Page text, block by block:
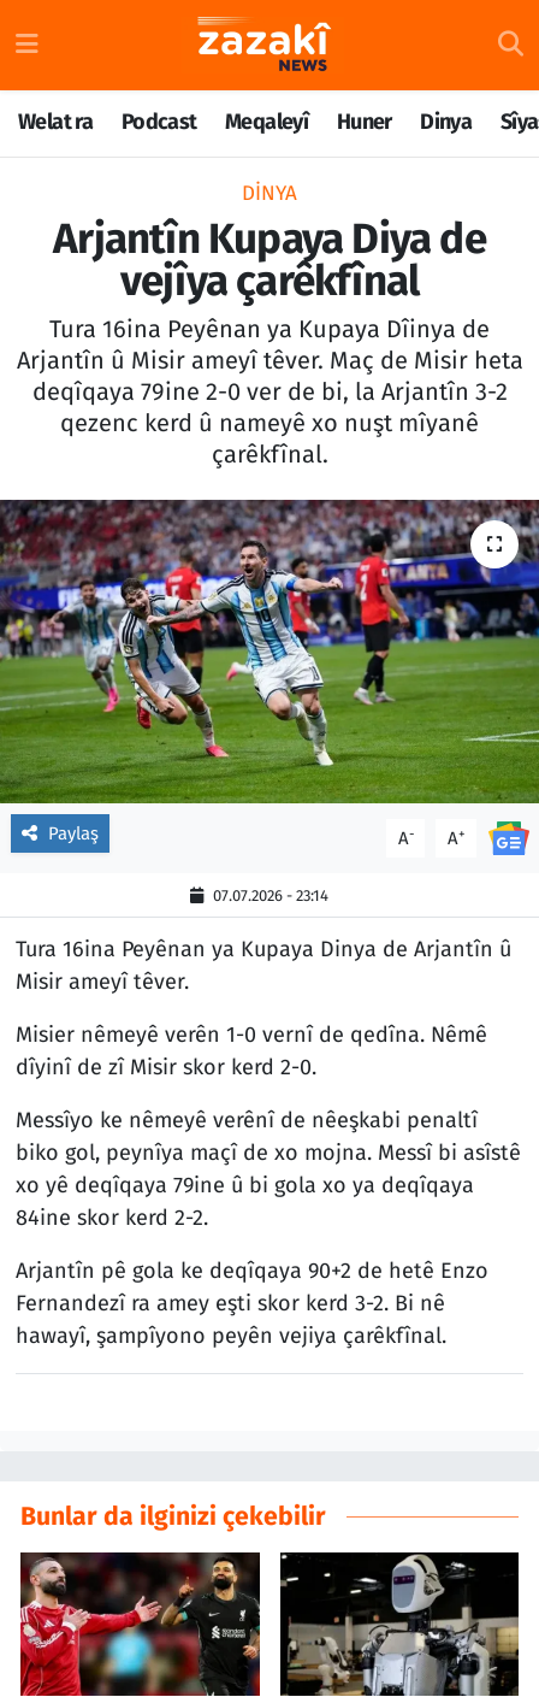
Welat ra Podcast Meqaleyî Huner Dinya
DINYA
Arjantîn Kupaya Diya de
vejîya çarêkfînal
Tura 16ina Peyênan ya Kupaya Dîinya de
Arjantîn û Misir ameyî têver. Maç de Misir heta
deqîqaya 79ine 2-0 ver de bi, la Arjantîn 3-2
qezenc kerd û nameyê xo nuşt mîyanê
çarêkfînal.
Paylaş A- A+
07.07.2026 - 23:14
Tura 16ina Peyênan ya Kupaya Dinya de Arjantîn û
Misir ameyî têver.
Misier nêmeyê verên 1-0 vernî de qedîna. Nêmê
dîyinî de zî Misir skor kerd 2-0.
Messîyo ke nêmeyê verênî de nêeşkabi penaltî
biko gol, peynîya maçî de xo mojna. Messî bi asîstê
xo yê deqîqaya 79ine û bi gola xo ya deqîqaya
84ine skor kerd 2-2.
Arjantîn pê gola ke deqîqaya 90+2 de hetê Enzo
Fernandezî ra amey eşti skor kerd 3-2. Bi nê
hawayî, şampîyono peyên vejiya çarêkfînal.
Bunlar da ilginizi çekebilir
Welat ra
Podcast
Meqaleyî
Huner
Dinya
Sîyaset
Têkilî
Nöbetçi Eczaneler
Hava Durumu
Namaz Vakitleri
Trafik Durumu
Süper Lig Puan Durumu ve Fikstür
Tüm Manşetler
Son Dakika Haberleri
Haber Arşivi